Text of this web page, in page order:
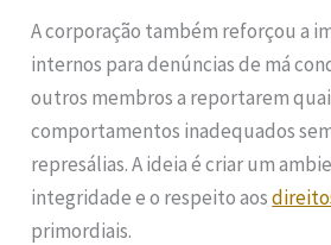
A corporação também reforçou a
internos para denúncias de má
outros membros a reportarem
comportamentos inadequados
represálias. A ideia é criar um
integridade e o respeito aos
primordiais.